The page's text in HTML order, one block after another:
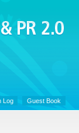
&
Log Guest Book